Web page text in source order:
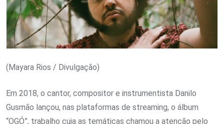
(Mayara Rios / Divulgação)
Em 2018, o cantor, compositor e instrumentista Danilo
Gusmão lançou, nas plataformas de streaming, o álbum
“OGÓ”, trabalho cuja as temáticas chamou a atenção pelo